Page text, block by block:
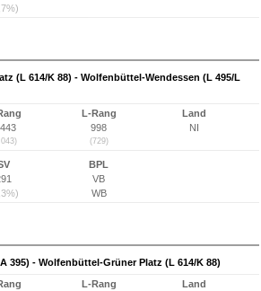
(L 614/K 88) - Wolfenbüttel-Wendessen (L 495/L
L-Rang
998
(729)
Land
NI
BPL
VB
WB
395) - Wolfenbüttel-Grüner Platz (L 614/K 88)
L-Rang
Land